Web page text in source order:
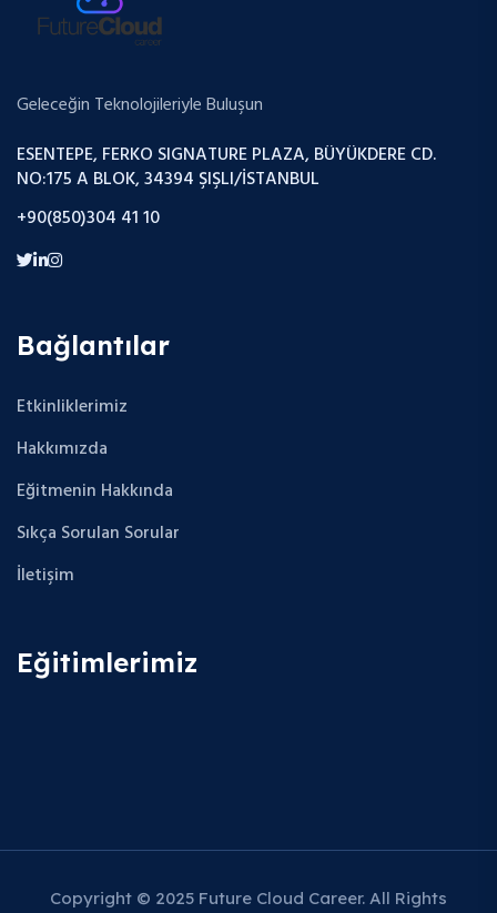
Geleceğin Teknolojileriyle Buluşun
ESENTEPE, FERKO SIGNATURE PLAZA, BÜYÜKDERE CD.
NO:175 A BLOK, 34394 ŞIŞLI/İSTANBUL
+90(850)304 41 10
Bağlantılar
Etkinliklerimiz
Hakkımızda
Eğitmenin Hakkında
Sıkça Sorulan Sorular
İletişim
Eğitimlerimiz
Copyright © 2025 Future Cloud Career. All Rights